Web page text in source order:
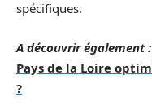
spécifiques.
A découvrir également :
Pays de la Loire
?